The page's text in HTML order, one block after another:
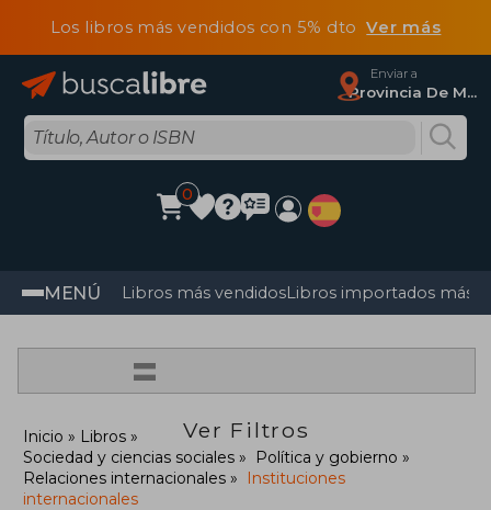
Los libros más vendidos con 5% dtoVer más
Enviar a
Provincia De Madrid
0
MENÚ Libros más vendidosLibros importados más
=
Ver Filtros
Inicio
Libros
Sociedad y ciencias sociales
Política y gobierno
Relaciones internacionales
Instituciones
internacionales